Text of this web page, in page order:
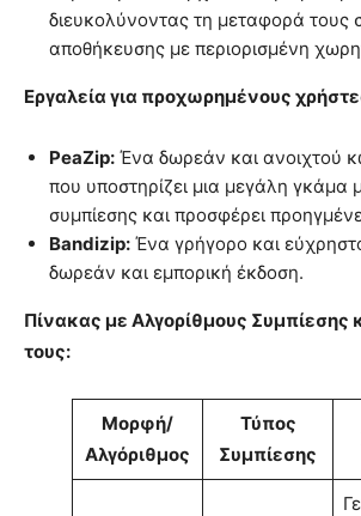
διευκολύνοντας τη μεταφορά τους
αποθήκευσης με περιορισμένη
Εργαλεία για προχωρημένους
PeaZip: Ένα δωρεάν και ανοιχτού
που υποστηρίζει μια μεγάλη γκάμα
συμπίεσης και προσφέρει
Bandizip: Ένα γρήγορο και
δωρεάν και εμπορική έκδοση.
Πίνακας με Αλγορίθμους Συμπίεσης
τους:
Μορφή/
Αλγόριθμος
Τύπος
Συμπίεσης